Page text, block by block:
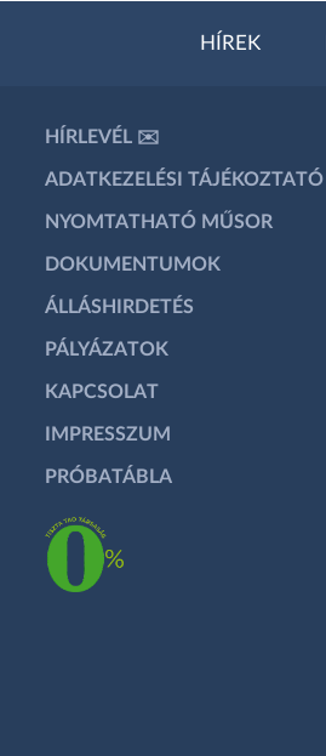
HÍREK
HÍRLEVÉL ✉️
ADATKEZELÉSI TÁJÉKOZTATÓ
NYOMTATHATÓ MŰSOR
DOKUMENTUMOK
ÁLLÁSHIRDETÉS
PÁLYÁZATOK
KAPCSOLAT
IMPRESSZUM
PRÓBATÁBLA